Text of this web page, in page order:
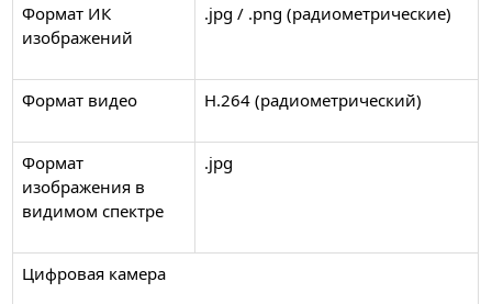
Формат ИК
изображений
.jpg / .png (радиометрические)
Формат видео Н.264 (радиометрический)
Формат
изображения в
видимом спектре
.jpg
Цифровая камера